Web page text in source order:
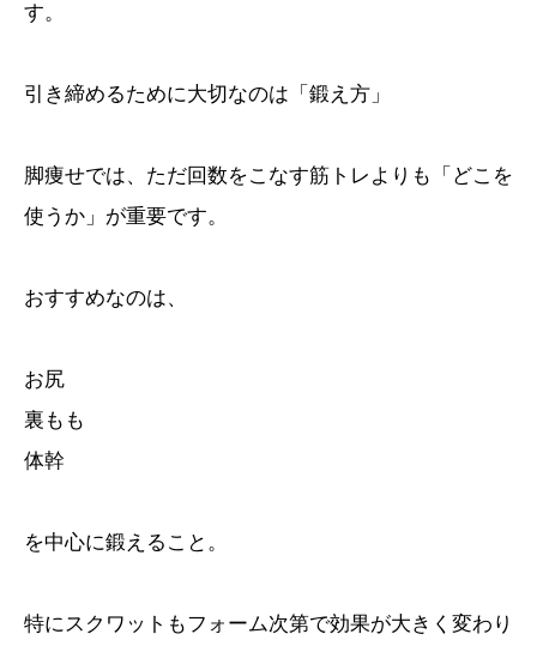
す。
引き締めるために大切なのは「鍛え方」
脚痩せでは、ただ回数をこなす筋トレよりも「どこを
使うか」が重要です。
おすすめなのは、
お尻
裏もも
体幹
を中心に鍛えること。
特にスクワットもフォーム次第で効果が大きく変わり